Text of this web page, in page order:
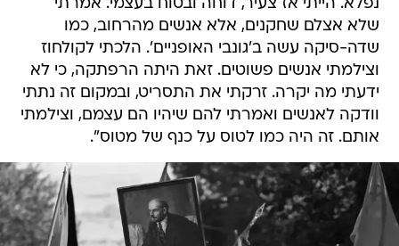
נפלא. הייתי אז צעיר, דוחה ובטוח בעצמי. אמרתי
שלא אצלם שחקנים, אלא אנשים מהרחוב, כמו
שדה-סיקה עשה ב'גונבי האופניים'. הלכתי לקולחוז
וצילמתי אנשים פשוטים. זאת היתה הרפתקה, כי לא
ידעתי מה יקרה. זרקתי את התסריט, ובמקום זה נתתי
וודקה לאנשים ואמרתי להם שיהיו הם עצמם, וצילמתי
אותם. זה היה כמו לטוס על כנף של מטוס".